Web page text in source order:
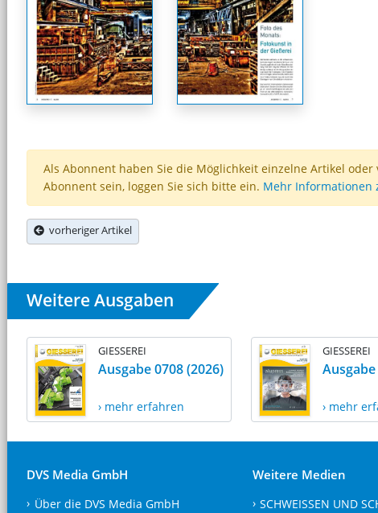
Als Abonnent haben Sie die Möglichkeit einzelne Artikel
Abonnent sein, loggen Sie sich bitte ein. Mehr Informationen
vorheriger Artikel
Weitere Ausgaben
GIESSEREI
Ausgabe 0708 (2026)
› mehr erfahren
GIESSEREI
› mehr
DVS Media GmbH
Über die DVS Media GmbH
Weitere Medien
SCHWEISSEN UND